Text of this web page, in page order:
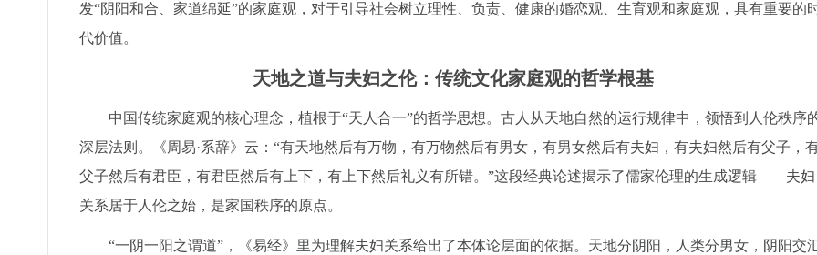
发“阴阳和合、家道绵延”的家庭观，对于引导社会树立理性、负责、健康的婚恋观、生育观和家庭观，具有重要的
代价值。
天地之道与夫妇之伦：传统文化家庭观的哲学根基
中国传统家庭观的核心理念，植根于“天人合一”的哲学思想。古人从天地自然的运行规律中，领悟到人伦秩序
深层法则。《周易·系辞》云：“有天地然后有万物，有万物然后有男女，有男女然后有夫妇，有夫妇然后有父子，
父子然后有君臣，有君臣然后有上下，有上下然后礼义有所错。”这段经典论述揭示了儒家伦理的生成逻辑——夫妇
关系居于人伦之始，是家国秩序的原点。
“一阴一阳之谓道”，《易经》里为理解夫妇关系给出了本体论层面的依据。天地分阴阳，人类分男女，阴阳交